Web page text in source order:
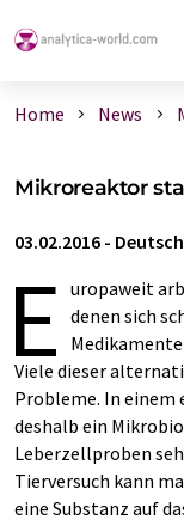
Home News
Mikroreaktor
03.02.2016 -
E uropaweit
denen sich
Viele dieser
Probleme. In einem
deshalb ein
Leberzellproben
Tierversuch kann
eine Substanz auf